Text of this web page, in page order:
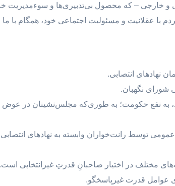
و خارجی – که محصول بی‌تدبیری‌ها و سوء‌مدیریت
با عقلانیت و مسئولیت اجتماعی خود، همگام با ما
به نفع حکومت؛ به طوری‌که مجلس‌نشینان در عوض
توسط رانت‌خواران وابسته به نهادهای انتصابی